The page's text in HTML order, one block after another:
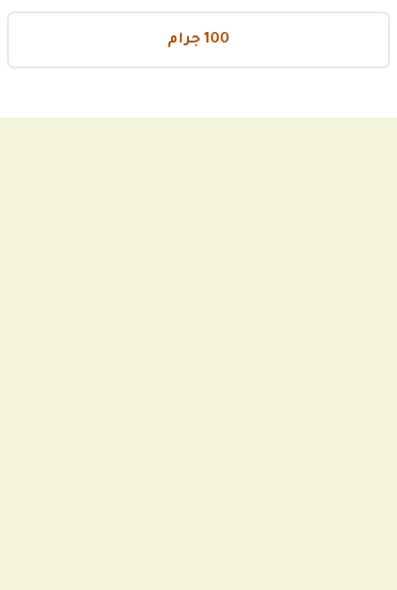
100 جرام